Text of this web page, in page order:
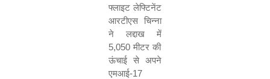
फ्लाइट लेफ्टिनेंट
आरटीएस चिन्ना
ने लद्दाख में
5,050 मीटर की
ऊंचाई से अपने
एमआई-17